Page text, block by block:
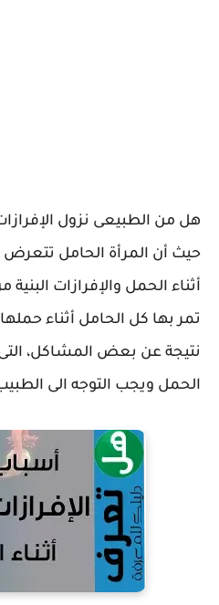
هل من الطبيعى نزول
حيث أن المرأة الحامل تتعرض
أثناء الحمل والإفرازات البنية
تمر بها كل الحامل أثناء
نتيجة عن بعض المشاكل، التى
الحمل ويجب التوجه الى